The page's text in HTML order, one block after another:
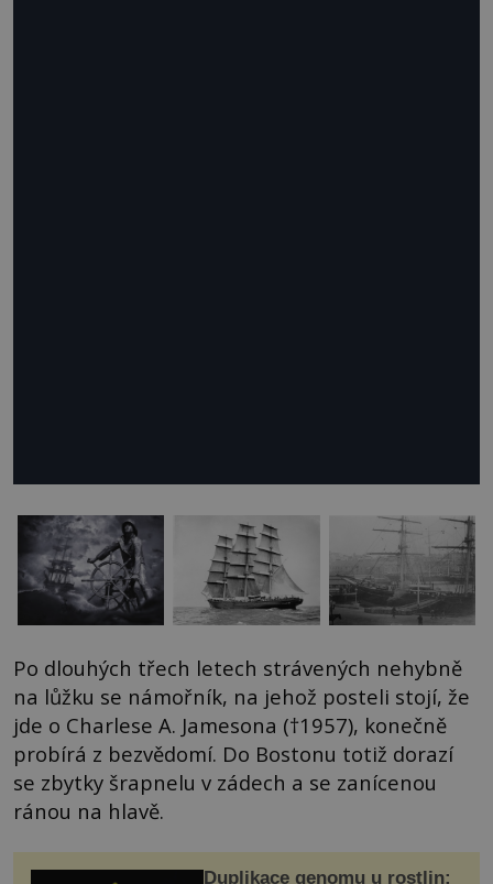
Po dlouhých třech letech strávených nehybně
na lůžku se námořník, na jehož posteli stojí, že
jde o Charlese A. Jamesona (†1957), konečně
probírá z bezvědomí. Do Bostonu totiž dorazí
se zbytky šrapnelu v zádech a se zanícenou
ránou na hlavě.
Duplikace genomu u rostlin: